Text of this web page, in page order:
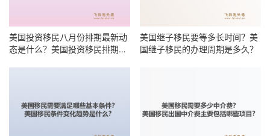
美国投资移民八月份排期最新动
态是什么？美国投资移民排期何
美国继子移民要等多长时间？美
国继子移民的办理周期是多久？